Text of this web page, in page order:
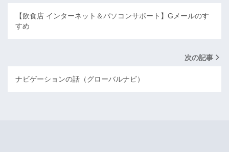
【飲食店 インターネット＆パソコンサポート】Gメールのす
すめ
次の記事
ナビゲーションの話（グローバルナビ）